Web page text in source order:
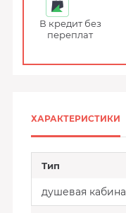
В кредит без
переплат
ХАРАКТЕРИСТИКИ
Тип
душевая кабина